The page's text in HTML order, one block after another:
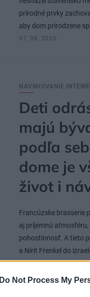
Do Not Process My
prírodné prvky
aby dom prirodzene
07. 08. 2026
NAVRHOVANIE
Deti
majú
podľa
dome je
život i
Francúzske brasserie
aj príjemnú
pohostinnosť. A tieto
a Nirit Frenkel do
manželský pár s
spája každodenný